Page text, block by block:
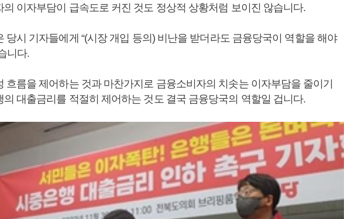
의 이자부담이 급속도로 커진 것도 정상적 상황처럼 보이진 않습니다.
당시 기자들에게 “(시장 개입 등의) 비난을 받더라도 금융당국이 역할을 해야
니다.
흐름을 제어하는 것과 마찬가지로 금융소비자의 치솟는 이자부담을 줄이기
의 대출금리를 적절히 제어하는 것도 결국 금융당국의 역할일 겁니다.